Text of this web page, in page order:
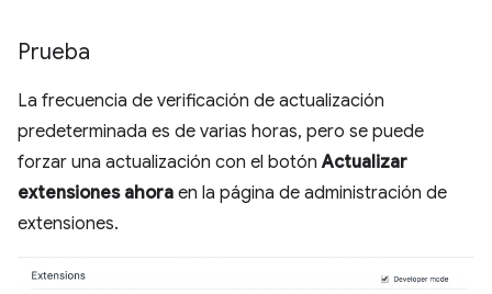
Prueba
La frecuencia de verificación de actualización
predeterminada es de varias horas, pero se puede
forzar una actualización con el botónActualizar
extensiones ahora en la página de administración de
extensiones.